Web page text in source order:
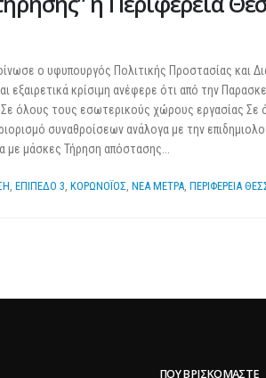
ο υφυπουργός Πολιτικής Προστασίας και
εξαιρετικά κρίσιμη ανέφερε ότι από την
όλους τους εσωτερικούς χώρους εργασίας Σε
συναθροίσεων ανάλογα με την
μάσκες Τήρηση απόστασης...
ΕΠΙΠΕΔΟ 3 ΚΟΡΩΝΟΪΟΣ ΝΕΑ ΜΕΤΡΑ, ΠΕΡΙΦΕΡΕΙΑ
ΠΟΥ ΒΡΙΣΚΌΜΑΣΤΕ